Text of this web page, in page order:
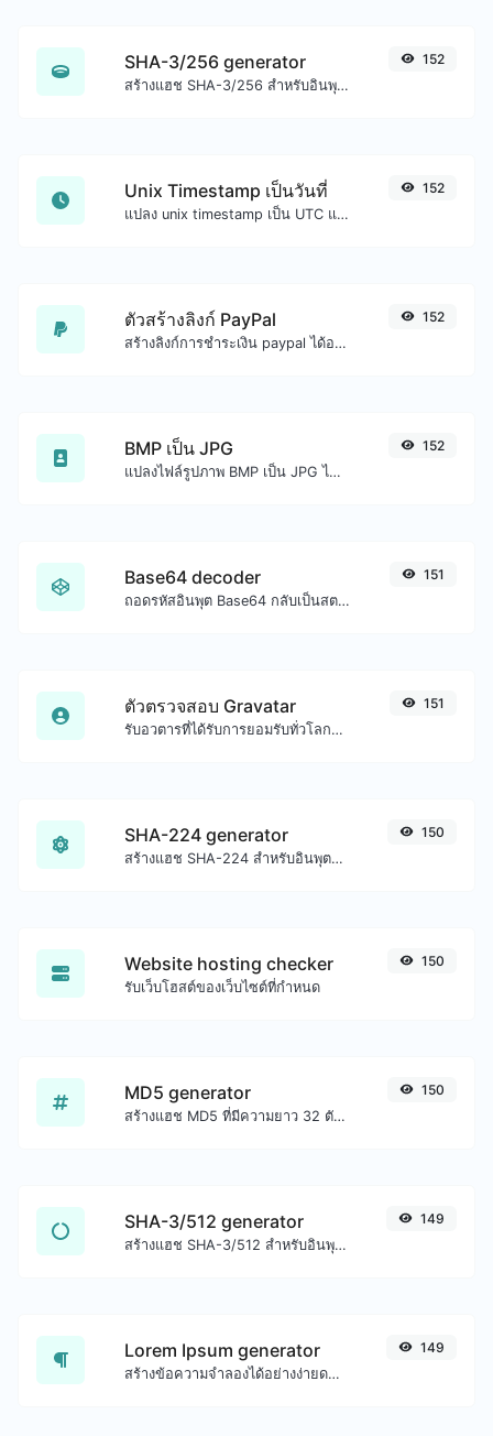
SHA-3/256 generator
สร้างแฮช SHA-3/256 สำหรับอินพุตสตริงใดๆ
152
Unix Timestamp เป็นวันที่
แปลง unix timestamp เป็น UTC และวันที่ท้องถิ่นของคุณ
152
ตัวสร้างลิงก์ PayPal
สร้างลิงก์การชำระเงิน paypal ได้อย่างง่ายดาย
152
BMP เป็น JPG
แปลงไฟล์รูปภาพ BMP เป็น JPG ได้อย่างง่ายดาย
152
Base64 decoder
ถอดรหัสอินพุต Base64 กลับเป็นสตริง
151
ตัวตรวจสอบ Gravatar
รับอวตารที่ได้รับการยอมรับทั่วโลกจาก gravatar.com สำหรับอีเมลใดๆ
151
SHA-224 generator
สร้างแฮช SHA-224 สำหรับอินพุตสตริงใดๆ
150
Website hosting checker
รับเว็บโฮสต์ของเว็บไซต์ที่กำหนด
150
MD5 generator
สร้างแฮช MD5 ที่มีความยาว 32 ตัวอักษรสำหรับอินพุตสตริงใดๆ
150
SHA-3/512 generator
สร้างแฮช SHA-3/512 สำหรับอินพุตสตริงใดๆ
149
Lorem Ipsum generator
สร้างข้อความจำลองได้อย่างง่ายดายด้วยเครื่องมือสร้าง Lorem Ipsum
149